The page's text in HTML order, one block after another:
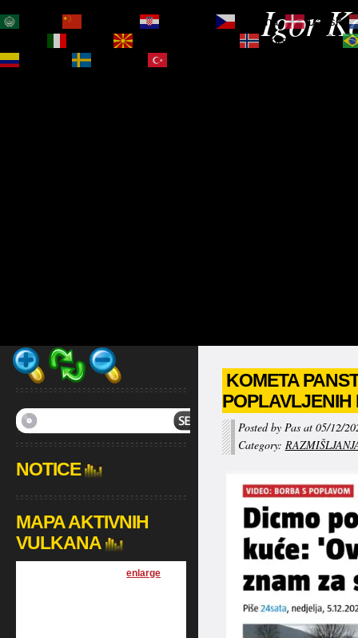
Igor
KOMETA
Posted by Pas at 05/12/
Category:
NOTICE
MAPA AKTIVNIH
VULKANA
[enlarge
Čeština‎
Dansk
Norsk bokmål